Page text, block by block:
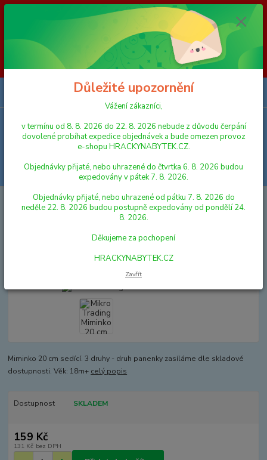
Vážení zákazníci, v termínu od 8. 8. 2026 do 23. 8. 2026 nebude z
důvodu čerpání dovolené probíhat expedice objednávek a bude omezen
provoz e-shopu HRACKYNABYTEK.CZ. Objednávky přijaté, nebo
uhrazené do čtvrtka 6. 8. 2026 budou expedovány v pátek 7. 8. 2026.
Objednávky přijaté, nebo uhrazené od pátku 7. 8. 2026 do neděle 23. 8.
2026 budou postupně expedovány od pondělí 24. 8. 2026. Děkujeme za
pochopení HRACKYNABYTEK.CZ
Menu
Hledat
PANENKY, DOPLŇKY K PANENKÁM
Mikro Trading Miminko 20 cm
sedící
Mikro Trading Miminko 20 cm
Miminko 20 cm sedící. 3 druhy - druh panenky zasíláme dle skladové
dostupnosti. Věk: 18m+ celý popis
Dostupnost SKLADEM
159 Kč
131 Kč bez DPH
Důležité upozornění
Vážení zákazníci,
v termínu od 8. 8. 2026 do 22. 8. 2026 nebude z důvodu čerpání
dovolené probíhat expedice objednávek a bude omezen provoz
e-shopu HRACKYNABYTEK.CZ.
Objednávky přijaté, nebo uhrazené do čtvrtka 6. 8. 2026 budou
expedovány v pátek 7. 8. 2026.
Objednávky přijaté, nebo uhrazené od pátku 7. 8. 2026 do
neděle 22. 8. 2026 budou postupně expedovány od pondělí 24.
8. 2026.
Děkujeme za pochopení
HRACKYNABYTEK.CZ
Zavřít